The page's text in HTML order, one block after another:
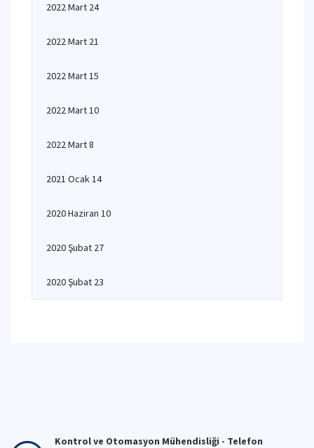
2022 Mart 24
2022 Mart 21
2022 Mart 15
2022 Mart 10
2022 Mart 8
2021 Ocak 14
2020 Haziran 10
2020 Şubat 27
2020 Şubat 23
Kontrol ve Otomasyon Mühendisliği - Telefon